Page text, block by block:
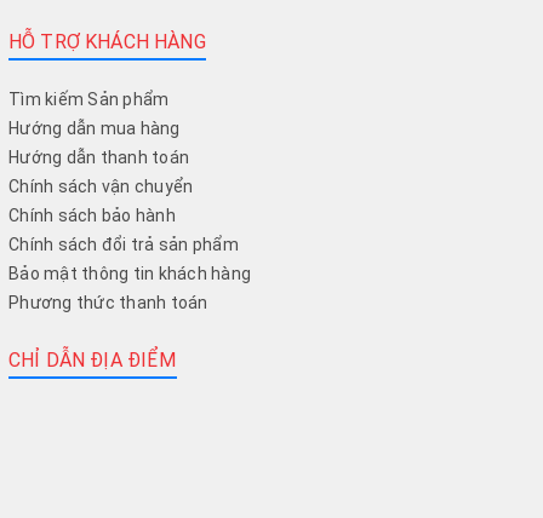
HỖ TRỢ KHÁCH HÀNG
Tìm kiếm Sản phẩm
Hướng dẫn mua hàng
Hướng dẫn thanh toán
Chính sách vận chuyển
Chính sách bảo hành
Chính sách đổi trả sản phẩm
Bảo mật thông tin khách hàng
Phương thức thanh toán
CHỈ DẪN ĐỊA ĐIỂM